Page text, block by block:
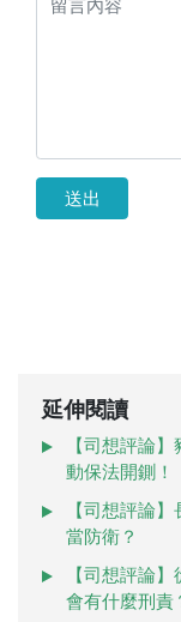
送出
延伸閱讀
【司想評論
動保法開鍘！
【司想評論
當防衛？
【司想評論
會有什麼刑責